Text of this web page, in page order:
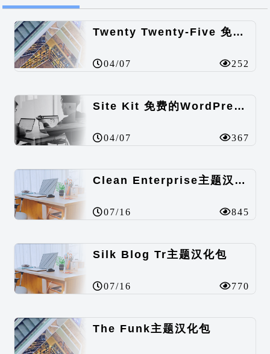
Twenty Twenty-Five 免费的WordPress内容主题
04/07 252
Site Kit 免费的WordPress数据统计插件
04/07 367
Clean Enterprise主题汉化包
07/16 845
Silk Blog Tr主题汉化包
07/16 770
The Funk主题汉化包